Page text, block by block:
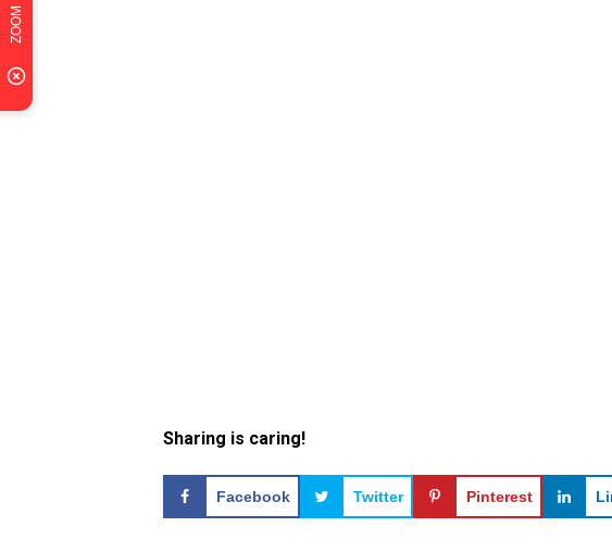
Sharing is caring!
Facebook Twitter Pinterest